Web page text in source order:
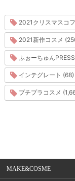
2021クリスマスコ
2021新作コスメ
ふぉーちゅん
インテグレート (68)
プチプラコスメ
MAKE&COSME